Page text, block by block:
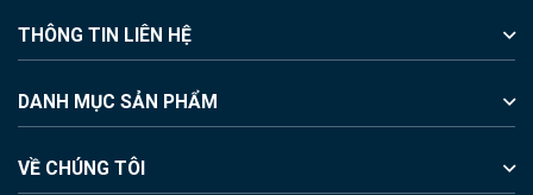
THÔNG TIN LIÊN HỆ
DANH MỤC SẢN PHẨM
VỀ CHÚNG TÔI